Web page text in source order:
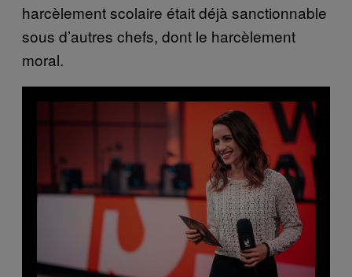
harcèlement scolaire était déjà sanctionnable
sous d’autres chefs, dont le harcèlement
moral.